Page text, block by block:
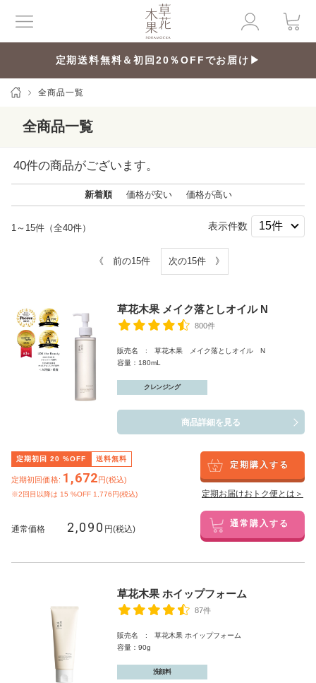
定期送料無料＆初回20％OFFでお届け▶
全商品一覧
全商品一覧
40件の商品がございます。
新着順 価格が安い 価格が高い
1～15件（全40件） 表示件数
《 前の15件 次の15件 》
草花木果 メイク落としオイル N
800件
販売名 : 草花木果 メイク落としオイル N
容量：180mL
クレンジング
商品詳細を見る
定期初回 20 %OFF 送料無料
定期初回価格: 1,672円(税込)
※2回目以降は 15 %OFF 1,776円(税込)
定期購入する
定期お届けおトク便とは＞
通常価格 2,090 円(税込) 通常購入する
草花木果 ホイップフォーム
87件
販売名 : 草花木果 ホイップフォーム
容量：90g
洗顔料